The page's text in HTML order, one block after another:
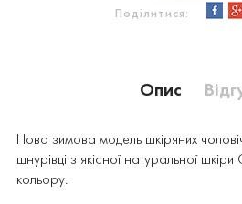
Поділитися:
Опис
Нова зимова модель шкіряних
шнурівці з якісної натуральної
кольору.